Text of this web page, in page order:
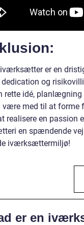
er en
dedication og
rette idé,
med til at forme
realisere en passion
en spændende vej
iværksættermiljø!
er en